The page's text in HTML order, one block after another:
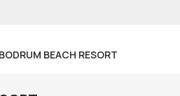
BODRUM BEACH RESORT